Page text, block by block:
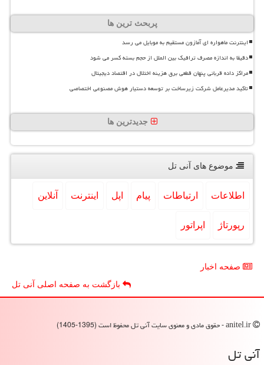
پربحث ترین ها
اینترنت ماهواره ای آمازون مستقیم به موبایل می رسد
دقیقا به اندازه مصرف ترافیک بین الملل از حجم بسته کسر می شود
مراکز داده قربانی پنهان قطعی برق هزینه اختلال در اقتصاد دیجیتال
تاکید مدیرعامل شرکت زیرساخت بر توسعه دستیار هوش مصنوعی اختصاصی
جدیدترین ها
موضوع های آنی تل
اطلاعات ارتباطات پیام اپل اینترنت آنلاین
رپورتاژ اپراتور
صفحه اخبار
بازگشت به صفحه اصلی آنی تل
آنی تل